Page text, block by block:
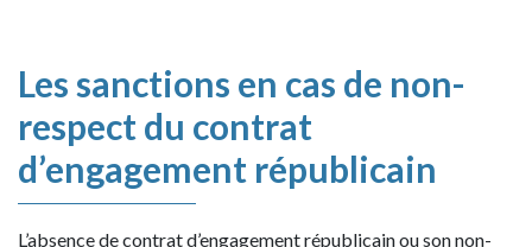
Les sanctions en cas de non-
respect du contrat
d’engagement républicain
L’absence de contrat d’engagement républicain ou son non-